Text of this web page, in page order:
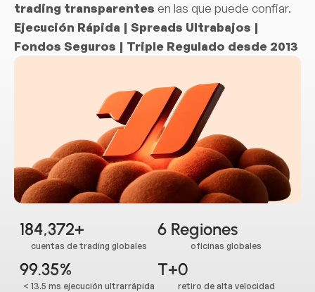
trading transparentes en las que puede confiar.
Ejecución Rápida | Spreads Ultrabajos |
Fondos Seguros | Triple Regulado desde 2013
184,372+
cuentas de trading globales
6 Regiones
oficinas globales
99.35%
< 13.5 ms ejecución ultrarrápida
T+0
retiro de alta velocidad